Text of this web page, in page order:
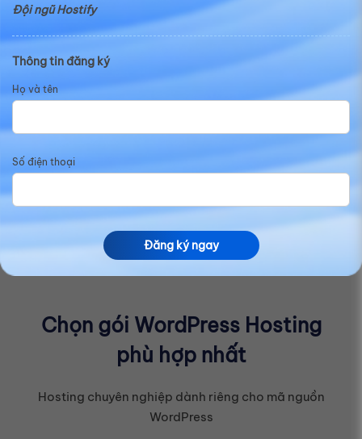
Đăng ký ngay Dùng thử ngay
Chọn gói WordPress Hosting
phù hợp nhất
Hosting chuyên nghiệp dành riêng cho mã nguồn
WordPress
Đội ngũ Hostify
Thông tin đăng ký
Họ và tên
Số điện thoại
Đăng ký ngay